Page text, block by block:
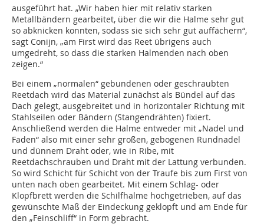
ausgeführt hat. „Wir haben hier mit relativ starken
Metallbändern gearbeitet, über die wir die Halme sehr gut
so abknicken konnten, sodass sie sich sehr gut auffächern“,
sagt Conijn, „am First wird das Reet übrigens auch
umgedreht, so dass die starken Halmenden nach oben
zeigen.“
Bei einem „normalen“ gebundenen oder geschraubten
Reetdach wird das Material zunächst als Bündel auf das
Dach gelegt, ausgebreitet und in horizontaler Richtung mit
Stahlseilen oder Bändern (Stangendrähten) fixiert.
Anschließend werden die Halme entweder mit „Nadel und
Faden“ also mit einer sehr großen, gebogenen Rundnadel
und dünnem Draht oder, wie in Ribe, mit
Reetdachschrauben und Draht mit der Lattung verbunden.
So wird Schicht für Schicht von der Traufe bis zum First von
unten nach oben gearbeitet. Mit einem Schlag- oder
Klopfbrett werden die Schilfhalme hochgetrieben, auf das
gewünschte Maß der Eindeckung geklopft und am Ende für
den „Feinschliff“ in Form gebracht.